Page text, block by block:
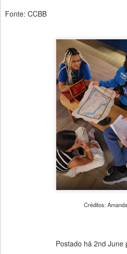
Fonte: CCBB
Créditos:
Postado há 2nd June